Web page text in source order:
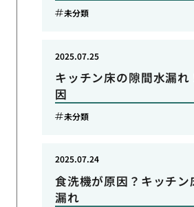
未分類
キッチン床の隙間水漏れ
因
2025.07.25
未分類
食洗機が原因？キッチン
漏れ
2025.07.24